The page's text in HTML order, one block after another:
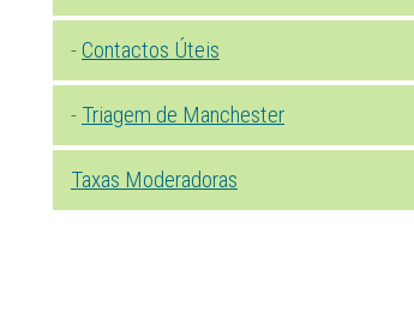
- Contactos Úteis
- Triagem de Manchester
Taxas Moderadoras